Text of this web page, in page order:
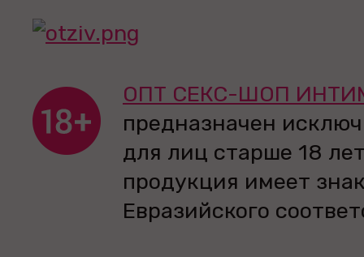
ОПТ СЕКС-ШОП
предназначен
для лиц старше 18
продукция имеет
Евразийского